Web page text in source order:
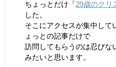
ちょっとだけ「 29歳のクリ
した。
そこにアクセスが集中して
ょっとの記事だけで
訪問してもらうのは忍びな
みたいと思います。